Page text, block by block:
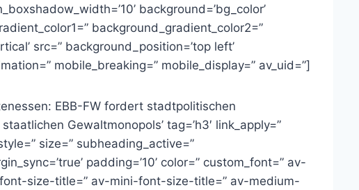
background=’bg_color’
background_gradient_color2=”
src=” background_position=’top left’
mobile_breaking=” mobile_display=” av_uid=”]
EBB-FW fordert stadtpolitischen
Gewaltmonopols’ tag=’h3′ link_apply=”
size=” subheading_active=”
padding=’10’ color=” custom_font=” av-
size-title=” av-mini-font-size-title=” av-medium-